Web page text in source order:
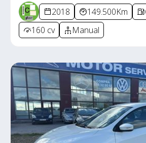
2018 149.500Km
160 cv
Manual